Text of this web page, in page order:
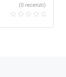
(0 recenzii)